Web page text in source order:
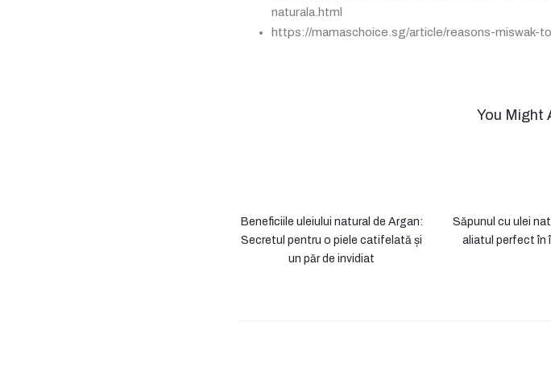
naturala.html
https://mamaschoice.sg/article/reasons-miswak-
You Might
Beneficiile uleiului natural de Argan:
Secretul pentru o piele catifelată și
un păr de invidiat
Săpunul cu ulei
aliatul perfect în